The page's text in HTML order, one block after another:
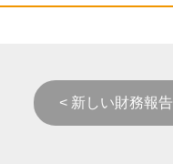
< 新しい財務報告